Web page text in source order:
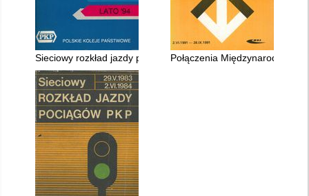
Sieciowy rozkład jazdy pociągów PKP ważny 29.V.1994 -
Połączenia Międzynarodowe